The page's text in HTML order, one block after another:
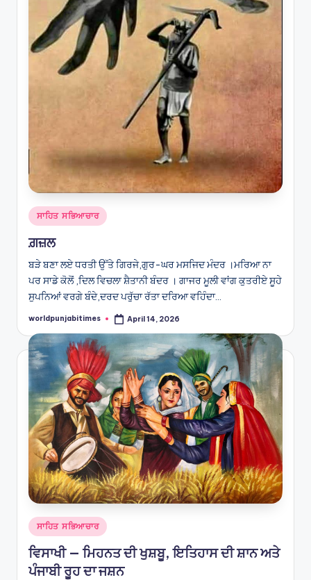
Posted
in
ਸਾਹਿਤ ਸਭਿਆਚਾਰ
ਗ਼ਜ਼ਲ
ਬੜੇ ਬਣਾ ਲਏ ਧਰਤੀ ਉੱਤੇ ਗਿਰਜੇ,ਗੁਰ-ਘਰ ਮਸਜਿਦ ਮੰਦਰ ।ਮਰਿਆ ਨਾ
ਪਰ ਸਾਡੇ ਕੋਲੋਂ ,ਦਿਲ ਵਿਚਲਾ ਸ਼ੈਤਾਨੀ ਬੰਦਰ । ਗਾਜਰ ਮੂਲੀ ਵਾਂਗ ਕੁਤਰੀਏ ਸੂਹੇ
ਸੁਪਨਿਆਂ ਵਰਗੇ ਬੰਦੇ,ਦਰਦ ਪਰੁੱਚਾ ਰੱਤਾ ਦਰਿਆ ਵਹਿੰਦਾ…
Posted
worldpunjabitimes April 14, 2026
Posted
in
ਸਾਹਿਤ ਸਭਿਆਚਾਰ
ਵਿਸਾਖੀ — ਮਿਹਨਤ ਦੀ ਖੁਸ਼ਬੂ, ਇਤਿਹਾਸ ਦੀ ਸ਼ਾਨ ਅਤੇ
ਪੰਜਾਬੀ ਰੂਹ ਦਾ ਜਸ਼ਨ